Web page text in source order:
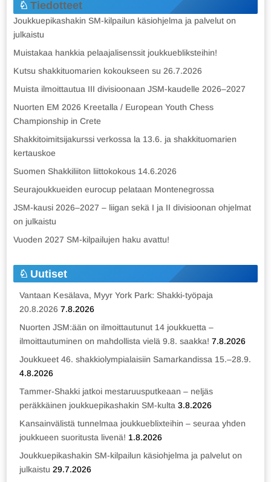
Tiedotteet
Joukkuepikashakin SM-kilpailun käsiohjelma ja palvelut on
julkaistu
Muistakaa hankkia pelaajalisenssit joukkuebliksteihin!
Kutsu shakkituomarien kokoukseen su 26.7.2026
Muista ilmoittautua III divisioonaan JSM-kaudelle 2026–2027
Nuorten EM 2026 Kreetalla / European Youth Chess
Championship in Crete
Shakkitoimitsijakurssi verkossa la 13.6. ja shakkituomarien
kertauskoe
Suomen Shakkiliiton liittokokous 14.6.2026
Seurajoukkueiden eurocup pelataan Montenegrossa
JSM-kausi 2026–2027 – liigan sekä I ja II divisioonan ohjelmat
on julkaistu
Vuoden 2027 SM-kilpailujen haku avattu!
Uutiset
Vantaan Kesälava, Myyr York Park: Shakki-työpaja
20.8.2026 7.8.2026
Nuorten JSM:ään on ilmoittautunut 14 joukkuetta –
ilmoittautuminen on mahdollista vielä 9.8. saakka! 7.8.2026
Joukkueet 46. shakkiolympialaisiin Samarkandissa 15.–28.9.
4.8.2026
Tammer-Shakki jatkoi mestaruusputkeaan – neljäs
peräkkäinen joukkuepikashakin SM-kulta 3.8.2026
Kansainvälistä tunnelmaa joukkueblixteihin – seuraa yhden
joukkueen suoritusta livenä! 1.8.2026
Joukkuepikashakin SM-kilpailun käsiohjelma ja palvelut on
julkaistu 29.7.2026